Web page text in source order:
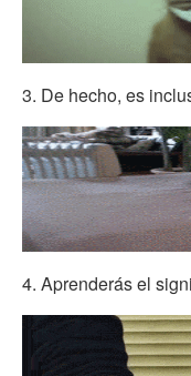
3. De hecho, es
4. Aprenderás el